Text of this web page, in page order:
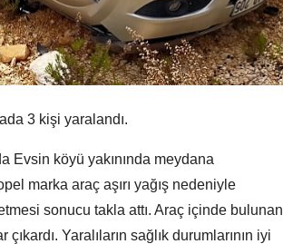
3 kişi yaralandı.
Evsin köyü yakınında meydana
marka araç aşırı yağış nedeniyle
sonucu takla attı. Araç içinde bulunan
Yaralıların sağlık durumlarının iyi